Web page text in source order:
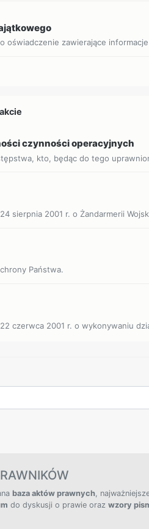
oświadczenie zawierające
czynności operacyjnych
kto, będąc do tego
sierpnia 2001 r. o Żandarmerii
Państwa.
czerwca 2001 r. o wykonywaniu
baza aktów prawnych,
do dyskusji o prawie oraz wzory